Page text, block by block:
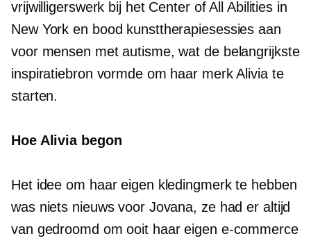
vrijwilligerswerk bij het Center of All Abilities in
New York en bood kunsttherapiesessies aan
voor mensen met autisme, wat de belangrijkste
inspiratiebron vormde om haar merk Alivia te
starten.
Hoe Alivia begon
Het idee om haar eigen kledingmerk te hebben
was niets nieuws voor Jovana, ze had er altijd
van gedroomd om ooit haar eigen e-commerce